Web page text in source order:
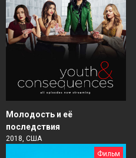
Молодость и её
последствия
2018, США
Фильм